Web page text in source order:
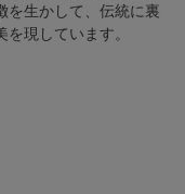
を生かして、伝統に裏
現しています。